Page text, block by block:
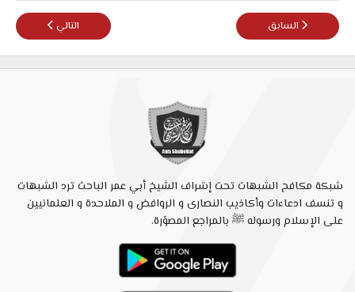
المقال السابق: شبهة نزول الوحى والرسول فى ثوب إمرأة لزكريا بطرس 2
السابق المقال التالي:
التالي
شبكة مكافح الشبهات تحت إشراف الشيخ أبي عمر الباحث ترد الشبهات
و تنسف ادعاءات وأكاذيب النصارى و الروافض و الملاحدة و العلمانيين
على الإسلام ورسوله ﷺ بالمراجع المصوّرة.